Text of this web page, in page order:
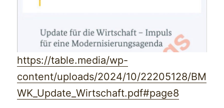
https://table.media/wp-
content/uploads/2024/10/22205128/BM
WK_Update_Wirtschaft.pdf#page8